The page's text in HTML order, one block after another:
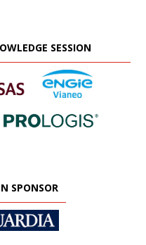
SESSION
SPONSOR